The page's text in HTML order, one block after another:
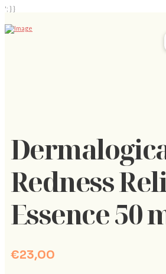
'; } }
Redness
Essence 50
€23,00